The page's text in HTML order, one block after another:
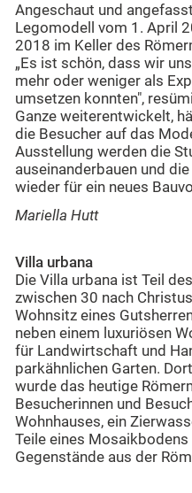
Angeschaut und
Legomodell vom 1. April
2018 im Keller des
„Es ist schön, dass wir
mehr oder weniger als
umsetzen konnten",
Ganze weiterentwickelt,
die Besucher auf das
Ausstellung werden die
auseinanderbauen und
wieder für ein neues
Mariella Hutt
Villa urbana
Die Villa urbana ist Teil
zwischen 30 nach
Wohnsitz eines
neben einem luxuriösen
für Landwirtschaft und
parkähnlichen Garten.
wurde das heutige
Besucherinnen und
Wohnhauses, ein
Teile eines
Gegenstände aus der